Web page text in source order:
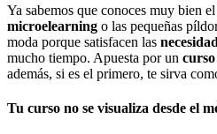
Ya sabemos que conoces muy bien
microelearning o las pequeñas
moda porque satisfacen las
mucho tiempo. Apuesta por un
además, si es el primero, te sirva
Tu curso no se visualiza desde el